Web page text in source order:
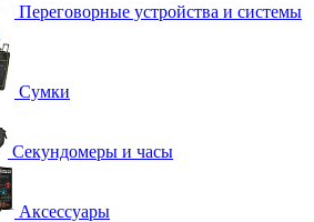
Переговорные устройства и системы
Сумки
Секундомеры и часы
Аксессуары